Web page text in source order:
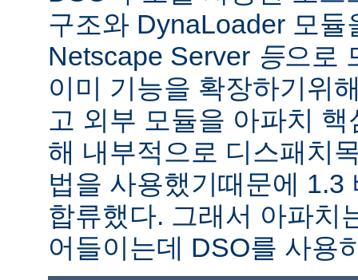
구조와 DynaLoader 모듈
Netscape Server 등으로
이미 기능을 확장하기위
고 외부 모듈을 아파치
해 내부적으로 디스패치
법을 사용했기때문에 1.3
합류했다. 그래서 아파치
어들이는데 DSO를 사용